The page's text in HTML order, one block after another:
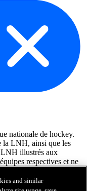
nationale de hockey.
la LNH, ainsi que les
LNH illustrés aux
respectives et ne
Tous les
avec les noms des
and similar